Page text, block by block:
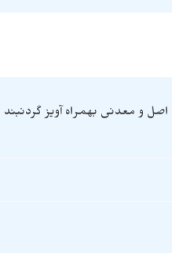
و معدنی بهمراه آویز